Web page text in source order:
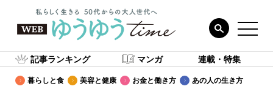
記事ランキング マンガ 連載・特集
暮らしと食 美容と健康 お金と働き方
あの人の生き方